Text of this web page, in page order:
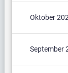
Oktober
September